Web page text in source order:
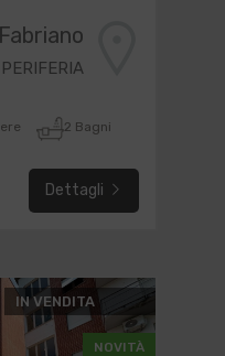
Fabriano
2 Bagni
Dettagli
IN VENDITA
NOVITÀ